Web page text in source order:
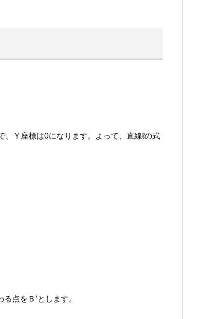
、Ｙ座標は0になります。よって、直線ℓの式
点をＢ’とします。